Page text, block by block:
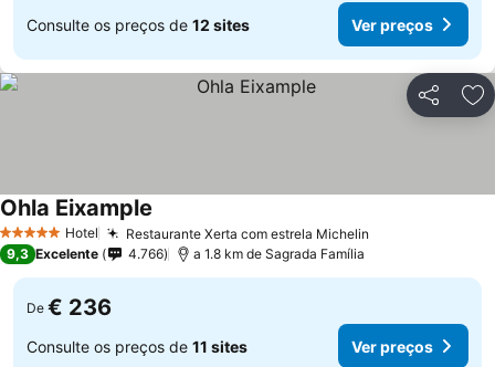
Consulte os preços de 12 sites Ver preços
Partilhar
5 Estrelas Hotel Restaurante Xerta com estrela Michelin
Ohla Eixample
9,3 Excelente 4.766 a 1.8 km de Sagrada Família
De € 236
Consulte os preços de 11 sites Ver preços